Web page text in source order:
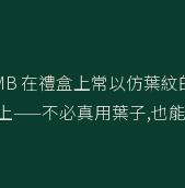
在禮盒上常以仿葉
——不必真用葉子,也